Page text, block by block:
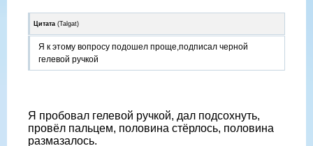
Цитата (Talgat)
Я к этому вопросу подошел проще,подписал черной
гелевой ручкой
Я пробовал гелевой ручкой, дал подсохнуть,
провёл пальцем, половина стёрлось, половина
размазалось.